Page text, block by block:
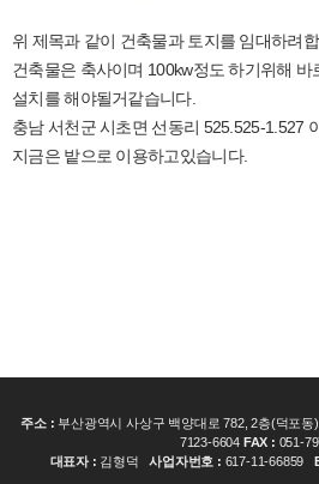
위 제목과 같이 건축물과 토지를 임대하려
건축물은 축사이며 100kw정도 하기위해
설치를 해야될거같습니다.
충남 서천군 시초면 선동리 525.525-1.527
지금은 밭으로 이용하고있습니다.
주소 :부산광역시 사상구 백양대로 782, 2층(덕포
7123-6604 FAX : 051-
대표자 : 김형덕사업자번호 : 617-11-66859